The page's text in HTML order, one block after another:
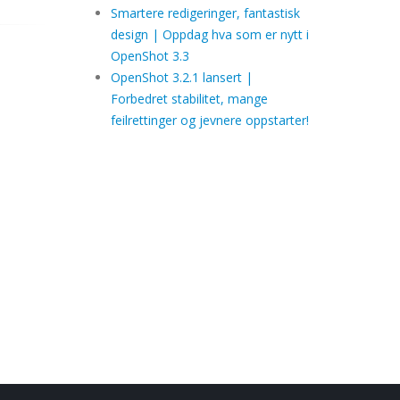
Smartere redigeringer, fantastisk
design | Oppdag hva som er nytt i
OpenShot 3.3
OpenShot 3.2.1 lansert |
Forbedret stabilitet, mange
feilrettinger og jevnere oppstarter!